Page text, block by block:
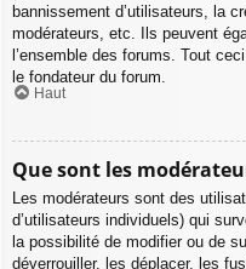
bannissement d’utilisateurs, la
modérateurs, etc. Ils peuvent
l’ensemble des forums. Tout
le fondateur du forum.
Haut
Que sont les
Les modérateurs sont des
d’utilisateurs individuels) qui
la possibilité de modifier ou de
déverrouiller, les déplacer, les